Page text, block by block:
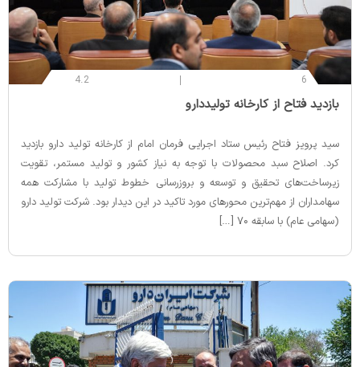
6
4.2
‌بازدید فتاح از کارخانه تولیددارو
سید پرویز فتاح رئیس ستاد اجرایی فرمان امام از کارخانه تولید دارو بازدید
کرد. اصلاح سبد محصولات با توجه به نیاز کشور و تولید مستمر، تقویت
زیرساخت‌های تحقیق و توسعه و بروزرسانی خطوط تولید با مشارکت همه
سهامداران از مهم‌ترین محورهای مورد تاکید در این دیدار بود. شرکت تولید دارو
(سهامی عام) با سابقه ۷۰ […]